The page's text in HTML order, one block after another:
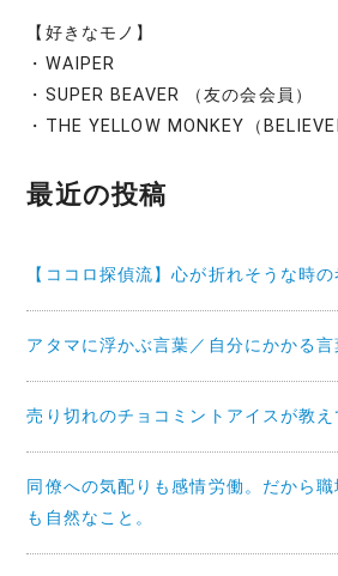
【好きなモノ】
・WAIPER
・SUPER BEAVER （友の会会員）
・THE YELLOW MONKEY（
最近の投稿
【ココロ探偵流】心が折れそうな時
アタマに浮かぶ言葉／自分にかかる言
売り切れのチョコミントアイスが教え
同僚への気配りも感情労働。だから
も自然なこと。